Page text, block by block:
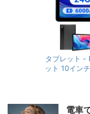
タブレット -
ット 10イン
RGBライト
電車